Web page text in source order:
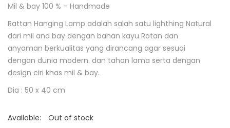
Mil & bay 100 % – Handmade
Rattan Hanging Lamp adalah salah satu lighthing Natural
dari mil and bay dengan bahan kayu Rotan dan
anyaman berkualitas yang dirancang agar sesuai
dengan dunia modern. dan tahan lama serta dengan
design ciri khas mil & bay.
Dia : 50 x 40 cm
Available: Out of stock